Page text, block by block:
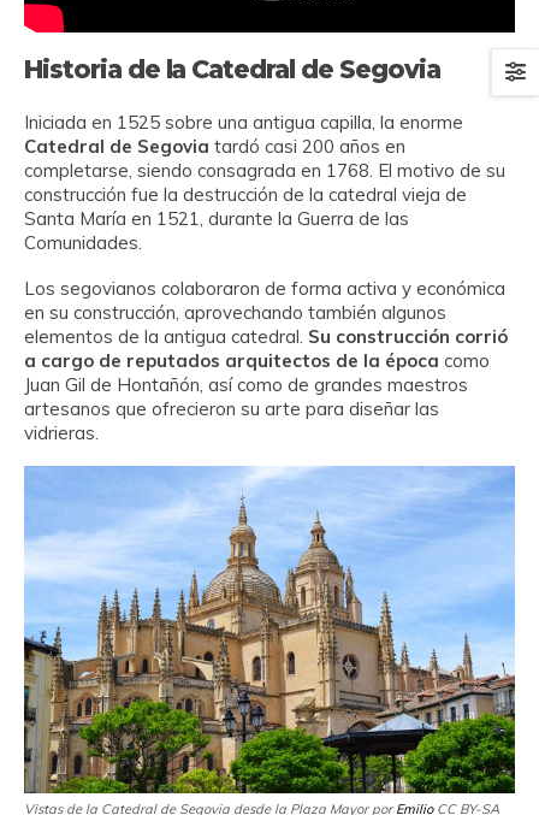
Historia de la Catedral de Segovia
Iniciada en 1525 sobre una antigua capilla, la enorme
Catedral de Segovia tardó casi 200 años en
completarse, siendo consagrada en 1768. El motivo de su
construcción fue la destrucción de la catedral vieja de
Santa María​ en 1521, durante la Guerra de las
Comunidades.
Los segovianos colaboraron de forma activa y económica
en su construcción, aprovechando también algunos
elementos de la antigua catedral. Su construcción corrió
a cargo de reputados arquitectos de la época como
Juan Gil de Hontañón, así como de grandes maestros
artesanos que ofrecieron su arte para diseñar las
vidrieras.
Vistas de la Catedral de Segovia desde la Plaza Mayor porEmilioCC BY-SA